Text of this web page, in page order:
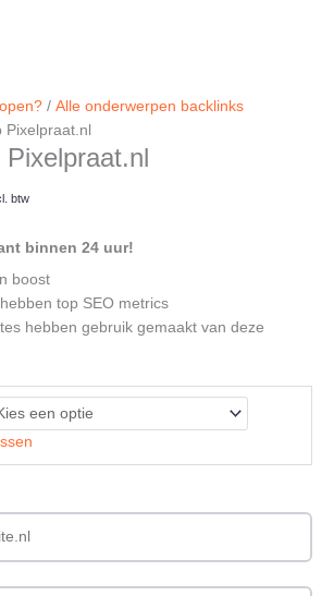
/ Alle onderwerpen backlinks
Pixelpraat.nl
btw
binnen 24 uur!
boost
top SEO metrics
hebben gebruik gemaakt van deze